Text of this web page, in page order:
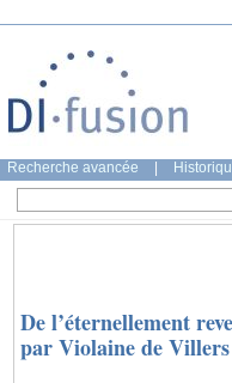
Recherche avancée
De l’éternellement
par Violaine de Villers